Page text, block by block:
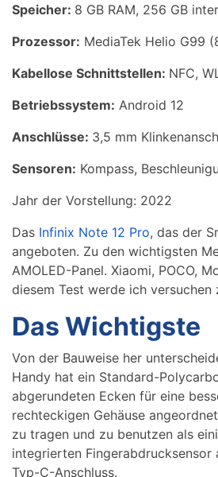
Speicher: 8 GB RAM, 256 GB
Prozessor: MediaTek Helio G99
Kabellose Schnittstellen: NFC,
Betriebssystem: Android 12
Anschlüsse: 3,5 mm
Sensoren: Kompass,
Jahr der Vorstellung: 2022
Das Infinix Note 12 Pro, das der
angeboten. Zu den wichtigsten
AMOLED-Panel. Xiaomi, POCO,
diesem Test werde ich
Das Wichtigste
Von der Bauweise her
Handy hat ein Standard-
abgerundeten Ecken für eine
rechteckigen Gehäuse
zu tragen und zu benutzen als
integrierten Fingerabdrucksensor
Typ-C-Anschluss.